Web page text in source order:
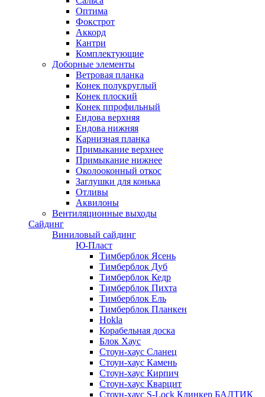
Оптима
Фокстрот
Аккорд
Кантри
Комплектующие
Доборные элементы
Ветровая планка
Конек полукруглый
Конек плоский
Конек ппрофильный
Ендова верхняя
Ендова нижняя
Карнизная планка
Примыкание верхнее
Примыкание нижнее
Околооконный откос
Заглушки для конька
Отливы
Аквилоны
Вентиляционные выходы
Сайдинг
Виниловый сайдинг
Ю-Пласт
Тимберблок Ясень
Тимберблок Дуб
Тимберблок Кедр
Тимберблок Пихта
Тимберблок Ель
Тимберблок Планкен
Hokla
Корабельная доска
Блок Хаус
Стоун-хаус Сланец
Стоун-хаус Камень
Стоун-хаус Кирпич
Стоун-хаус Кварцит
Стоун-хаус S-Lock Клинкер БАЛТИК